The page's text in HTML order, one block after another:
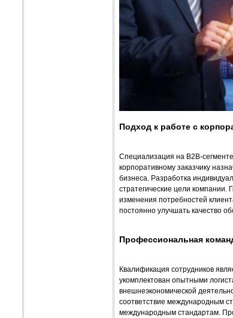
Подход к работе с
Специализация на B2B-
корпоративному заказчику
бизнеса. Разработка
стратегические цели компании.
изменения потребностей
постоянно улучшать качество
Профессиональная
Квалификация сотрудников
укомплектован опытными
внешнеэкономической
соответствие международным
международным стандартам.